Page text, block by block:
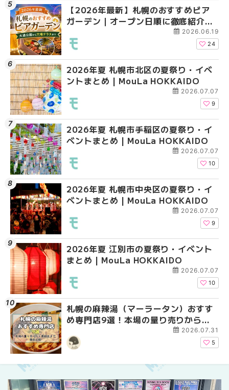
【2026年最新】札幌のおすすめビア
ガーデン｜オープン日順に徹底紹介！
大通公園から穴場テラスまで | MouLa
HOKKAIDO
2026.06.19
24
2026年夏 札幌市北区の夏祭り・イベ
ントまとめ | MouLa HOKKAIDO
2026.07.07
9
2026年夏 札幌市手稲区の夏祭り・イ
ベントまとめ | MouLa HOKKAIDO
2026.07.07
10
2026年夏 札幌市中央区の夏祭り・イ
ベントまとめ | MouLa HOKKAIDO
2026.07.07
9
2026年夏 江別市の夏祭り・イベント
まとめ | MouLa HOKKAIDO
2026.07.07
10
札幌の麻辣湯（マーラータン）おすす
め専門店9選！本場の量り売りから最
新店まで徹底比較 | MouLa
HOKKAIDO
2026.07.31
5
2026年夏 札幌市北区
ントまとめ | MouLa
2026年夏 札幌市清田
ベントまとめ |
2026年夏 札幌市豊平
ベントまとめ |
2026年夏 札幌市南区
ントまとめ | MouLa
2026年夏 札幌市中央
ベントまとめ |
2026年夏 恵庭市・千
イベントまとめ |
2026年夏 札幌市手稲
ベントまとめ |
2026年夏 札幌市清田
ベントまとめ |
札幌の麻辣湯（マーラ
め専門店6選！本場の
新店まで徹底比較 |
2026年夏 札幌市豊平
ベントまとめ |
【新千歳空港】新カー
業。「SUPER
ーパーラウンジアネッ
介！！ | MouLa
2026年夏 札幌市南区
ントまとめ | MouLa